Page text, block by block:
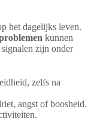
het dagelijks leven.
kunnen
zijn onder
zelfs na
angst of boosheid.